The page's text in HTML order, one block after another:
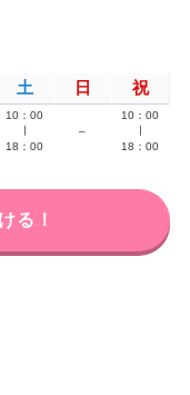
土 日 祝
10：00
18：00
–
10：00
18：00
る！